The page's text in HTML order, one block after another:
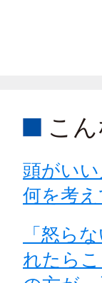
こ
頭がい
何を考
「怒ら
れたら